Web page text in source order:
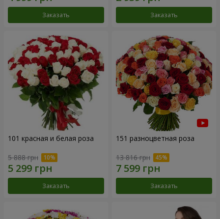
Заказать Заказать
101 красная и белая роза
5 888 грн
Заказать
151 разноцветная роза
13 816 грн
Заказать